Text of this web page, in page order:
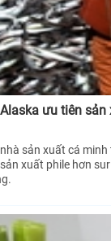
ưu tiên
sản xuất cá
xuất phile hơn